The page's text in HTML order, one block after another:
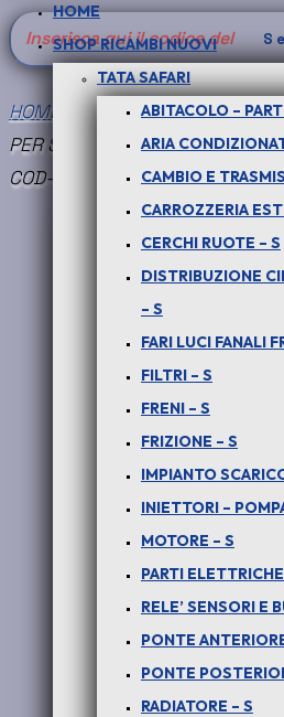
HOME
SHOP RICAMBI NUOVI
TATA SAFARI
ABITACOLO –
ARIA
CAMBIO E
CARROZZERIA
CERCHI RUOTE – S
DISTRIBUZIONE
– S
FARI LUCI FANALI
FILTRI – S
FRENI – S
FRIZIONE – S
IMPIANTO
INIETTORI –
MOTORE – S
PARTI
RELE’ SENSORI E
PONTE
PONTE
RADIATORE – S
Search
for:
HOME SHOP RICAMBI NUOVI/
PER SAFARI 3.0 DICOR : FILTRO
COD-N0012-46C
60,00 + iva